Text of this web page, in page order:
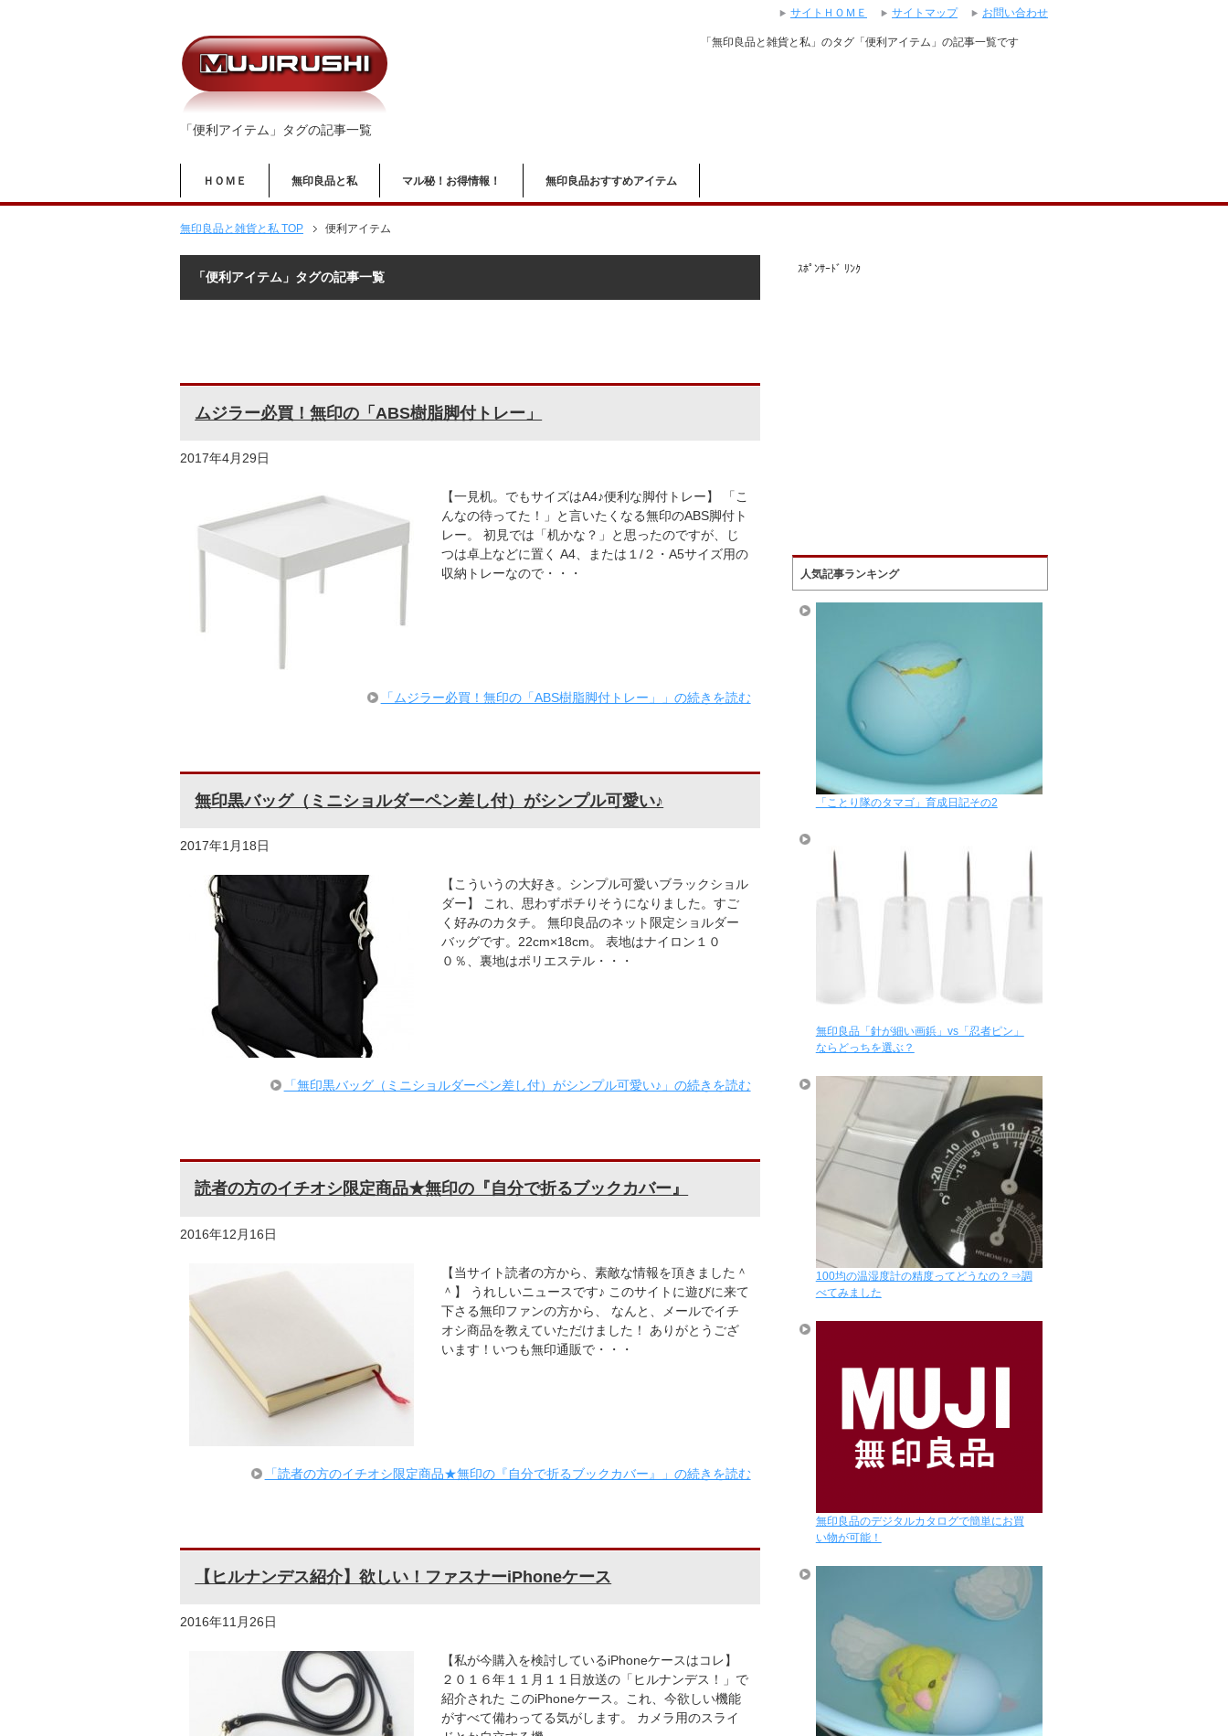
「便利アイテム」タグの記事一覧
「無印良品と雑貨と私」のタグ「便利アイテム」の記事一覧です
ＨＯＭＥ 無印良品と私 マル秘！お得情報！ 無印良品おすすめアイテム
無印良品と雑貨と私 TOP 便利アイテム
「便利アイテム」タグの記事一覧
ムジラー必買！無印の「ABS樹脂脚付トレー」
2017年4月29日
【一見机。でもサイズはA4♪便利な脚付トレー】 「こ
んなの待ってた！」と言いたくなる無印のABS脚付ト
レー。 初見では「机かな？」と思ったのですが、じ
つは卓上などに置く A4、または１/２・A5サイズ用の
収納トレーなので・・・
「ムジラー必買！無印の「ABS樹脂脚付トレー」」の続きを読む
無印黒バッグ（ミニショルダーペン差し付）がシンプル可愛い♪
2017年1月18日
【こういうの大好き。シンプル可愛いブラックショル
ダー】 これ、思わずポチりそうになりました。すご
く好みのカタチ。 無印良品のネット限定ショルダー
バッグです。22cm×18cm。 表地はナイロン１０
０％、裏地はポリエステル・・・
「無印黒バッグ（ミニショルダーペン差し付）がシンプル可愛い♪」の続きを読む
読者の方のイチオシ限定商品★無印の『自分で折るブックカバー』
2016年12月16日
【当サイト読者の方から、素敵な情報を頂きました＾
＾】 うれしいニュースです♪ このサイトに遊びに来て
下さる無印ファンの方から、 なんと、メールでイチ
オシ商品を教えていただけました！ ありがとうござ
います！いつも無印通販で・・・
「読者の方のイチオシ限定商品★無印の『自分で折るブックカバー』」の続きを読む
【ヒルナンデス紹介】欲しい！ファスナーiPhoneケース
2016年11月26日
【私が今購入を検討しているiPhoneケースはコレ】
２０１６年１１月１１日放送の「ヒルナンデス！」で
紹介された このiPhoneケース。これ、今欲しい機能
がすべて備わってる気がします。 カメラ用のスライ
ｽﾎﾟﾝｻｰﾄﾞ ﾘﾝｸ
人気記事ランキング
「ことり隊のタマゴ」育成日記その2
無印良品「針が細い画鋲」vs「忍者ピン」
ならどっちを選ぶ？
100均の温湿度計の精度ってどうなの？⇒調
べてみました
無印良品のデジタルカタログで簡単にお買
い物が可能！
サイトＨＯＭＥ サイトマップ お問い合わせ